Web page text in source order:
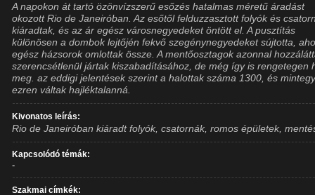
A napokon át tartó özönvízszerű esőzés hatalmas méretű áradást
okozott Rio de Janeiróban. Az esőtől felduzzasztott folyók és
kiáradtak, és az ár egész városnegyedeket öntött el. A pusztítás
különösen a dombok lejtőjén fekvő szegénynegyedeket sújtotta,
egész házsorok omlottak össze. A mentőosztagok azonnal
szerencsétlenül jártak kiszabadításához, de még így is rengetegen
meg. az eddigi jelentések szerint a halottak száma 1300, és
ezren váltak hajléktalanná.
Kivonatos leírás:
Rio de Janeiróban kiáradt folyók, csatornák, romos épületek,
Kapcsolódó témák:
-
Szakmai címkék: